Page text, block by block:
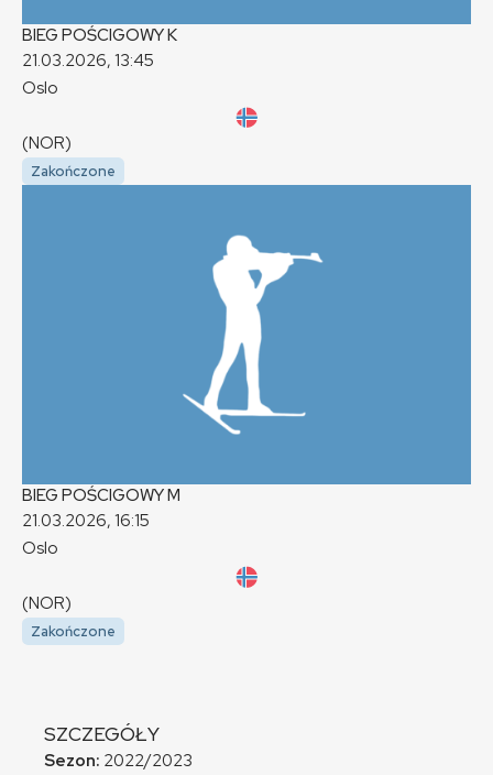
BIEG POŚCIGOWYK
21.03.2026, 13:45
Oslo
(NOR)
Zakończone
BIEG POŚCIGOWYM
21.03.2026, 16:15
Oslo
(NOR)
Zakończone
SZCZEGÓŁY
Sezon: 2022/2023